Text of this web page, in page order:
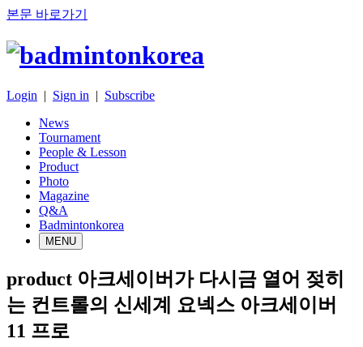
본문 바로가기
Login | Sign in | Subscribe
News
Tournament
People & Lesson
Product
Photo
Magazine
Q&A
Badmintonkorea
MENU
product 아크세이버가 다시금 열어 젖히
는 컨트롤의 신세계 요넥스 아크세이버
11 프로